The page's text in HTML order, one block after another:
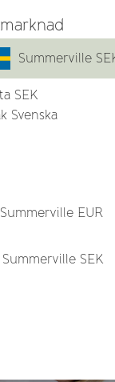
genom att
Summerville
SEK
Svenska
Summerville EUR
Summerville SEK